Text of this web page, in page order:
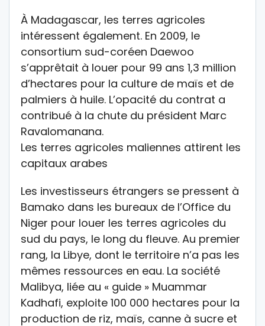
À Madagascar, les terres agricoles
intéressent également. En 2009, le
consortium sud-coréen Daewoo
s’apprêtait à louer pour 99 ans 1,3 million
d’hectares pour la culture de maïs et de
palmiers à huile. L’opacité du contrat a
contribué à la chute du président Marc
Ravalomanana.
Les terres agricoles maliennes attirent les
capitaux arabes
Les investisseurs étrangers se pressent à
Bamako dans les bureaux de l’Office du
Niger pour louer les terres agricoles du
sud du pays, le long du fleuve. Au premier
rang, la Libye, dont le territoire n’a pas les
mêmes ressources en eau. La société
Malibya, liée au « guide » Muammar
Kadhafi, exploite 100 000 hectares pour la
production de riz, maïs, canne à sucre et